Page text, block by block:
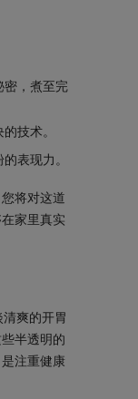
密，煮至完
技术。
表现力。
将对这道
家里真实
爽的开胃
半透明的
注重健康